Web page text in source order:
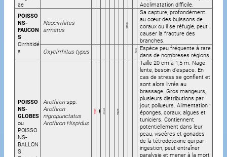
ae
Acclimatation difficile.
POISSO
NS-
FAUCON
S
Cirrhitidé
s
Neocirrhites
armatus
Sa capture, profondément
au cœur des buissons de
coraux ou il se réfugie, peut
causer la fracture des
branches.
Oxycirrhitus typus
Espèce peu fréquente à rare
dans de nombreses régions.
POISSO
NS-
GLOBES
ou
POISSO
NS-
BALLON
S
Arothronspp.
Arothron
nigropunctatus
Arothron Hispidus
Taille 20 cm à 1,5 m. Nage
lente, besoin d’espace. En
cas de stress se gonflent et
sont alors livrés au
brassage. Gros mangeurs,
plusieurs distributions par
jour, pollueurs. Alimentation :
éponges, coraux, algues et
tuniciers. Contiennent
potentiellement dans leur
peau, viscères et gonades
de la tétrodotoxine qui par
ingestion, peut entraîner
paralysie et mener à la mort